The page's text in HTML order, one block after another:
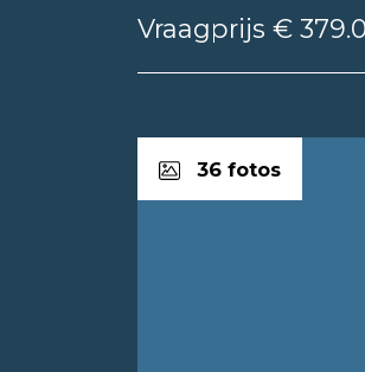
Vraagprijs €
36 fotos